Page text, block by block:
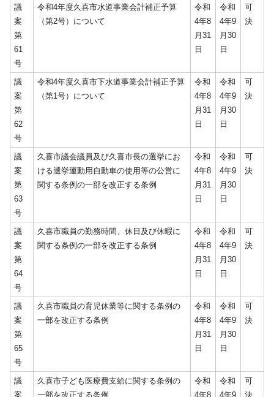
議
案
第
61
号
令和4年度久喜市水道事業会計補正予算
（第2号）について
令和
4年8
月31
日
令和
4年9
月30
日
可
決
議
案
第
62
号
令和4年度久喜市下水道事業会計補正予算
（第1号）について
令和
4年8
月31
日
令和
4年9
月30
日
可
決
議
案
第
63
号
久喜市議会議員及び久喜市長の選挙にお
ける選挙運動用自動車の使用等の公営に
関する条例の一部を改正する条例
令和
4年8
月31
日
令和
4年9
月30
日
可
決
議
案
第
64
号
久喜市職員の勤務時間、休日及び休暇に
関する条例の一部を改正する条例
令和
4年8
月31
日
令和
4年9
月30
日
可
決
議
案
第
65
号
久喜市職員の育児休業等に関する条例の
一部を改正する条例
令和
4年8
月31
日
令和
4年9
月30
日
可
決
議
案
久喜市子ども医療費支給に関する条例の
一部を改正する条例
令和
4年8
令和
4年9
可
決